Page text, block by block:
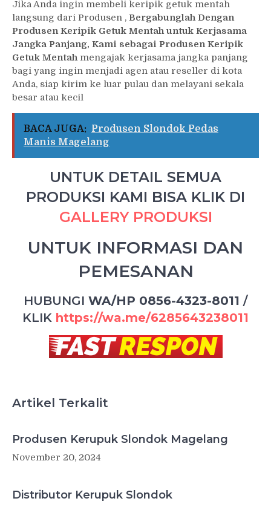
Jika Anda ingin membeli keripik getuk mentah
langsung dari Produsen , Bergabunglah Dengan
Produsen Keripik Getuk Mentah untuk Kerjasama
Jangka Panjang, Kami sebagai Produsen Keripik
Getuk Mentahmengajak kerjasama jangka panjang
bagi yang ingin menjadi agen atau reseller di kota
Anda, siap kirim ke luar pulau dan melayani sekala
besar atau kecil
BACA JUGA: Produsen Slondok Pedas
Manis Magelang
UNTUK DETAIL SEMUA
PRODUKSI KAMI BISA KLIK DI
GALLERY PRODUKSI
UNTUK INFORMASI DAN
PEMESANAN
HUBUNGI WA/HP 0856-4323-8011 /
KLIK https://wa.me/6285643238011
Artikel Terkalit
Produsen Kerupuk Slondok Magelang
November 20, 2024
Distributor Kerupuk Slondok